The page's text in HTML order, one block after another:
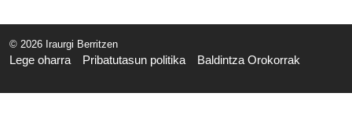
© 2026 Iraurgi Berritzen
Lege oharra Pribatutasun politika Baldintza Orokorrak